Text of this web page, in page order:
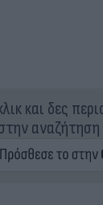
και δες
αναζήτηση